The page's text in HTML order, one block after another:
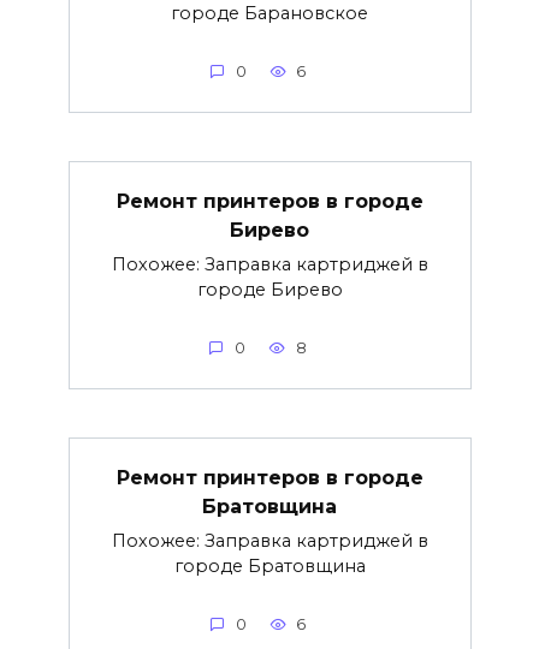
городе Барановское
0 6
Ремонт принтеров в городе
Бирево
Похожее: Заправка картриджей в
городе Бирево
0 8
Ремонт принтеров в городе
Братовщина
Похожее: Заправка картриджей в
городе Братовщина
0 6